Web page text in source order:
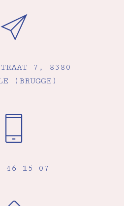
7, 8380
(BRUGGE)
46 15 07